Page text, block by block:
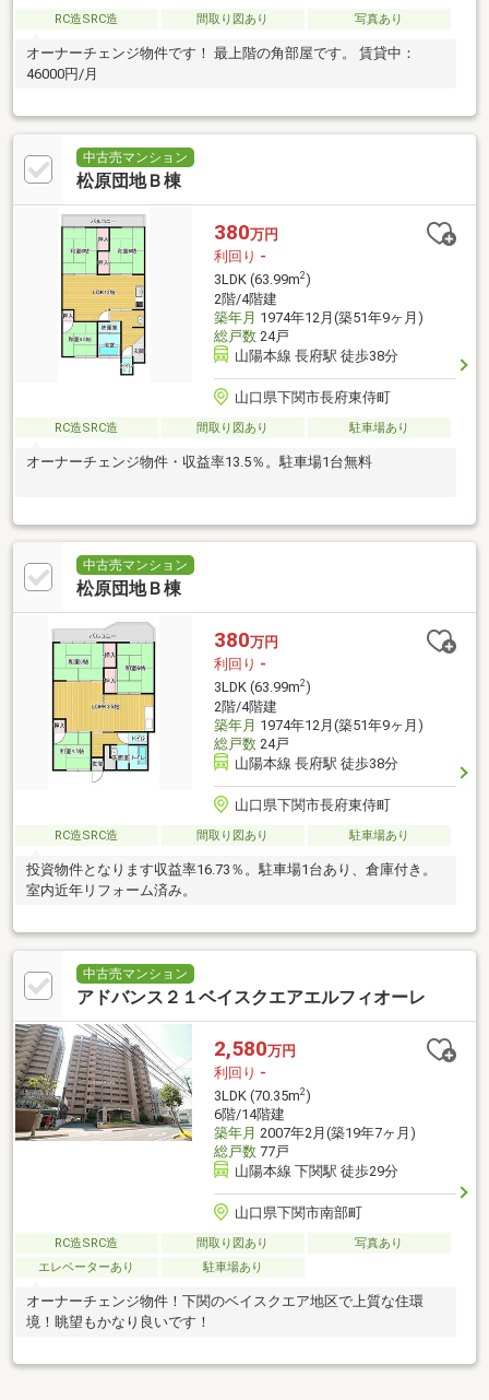
RC造SRC造 間取り図あり 写真あり
オーナーチェンジ物件です！ 最上階の角部屋です。 賃貸中：
46000円/月
中古売マンション
松原団地Ｂ棟
380万円
利回り -
3LDK (63.99m2)
2階/4階建
築年月 1974年12月(築51年9ヶ月)
総戸数24戸
山陽本線 長府駅 徒歩38分
山口県下関市長府東侍町
RC造SRC造 間取り図あり 駐車場あり
オーナーチェンジ物件・収益率13.5％。駐車場1台無料
中古売マンション
松原団地Ｂ棟
380万円
利回り -
3LDK (63.99m2)
2階/4階建
築年月 1974年12月(築51年9ヶ月)
総戸数24戸
山陽本線 長府駅 徒歩38分
山口県下関市長府東侍町
RC造SRC造 間取り図あり 駐車場あり
投資物件となります収益率16.73％。駐車場1台あり、倉庫付き。
室内近年リフォーム済み。
中古売マンション
アドバンス２１ベイスクエアエルフィオーレ
2,580万円
利回り -
3LDK (70.35m2)
6階/14階建
築年月 2007年2月(築19年7ヶ月)
総戸数77戸
山陽本線 下関駅 徒歩29分
山口県下関市南部町
RC造SRC造 間取り図あり
写真あり
エレベーターあり
駐車場あり
オーナーチェンジ物件！下関のベイスクエア地区で上質な住環
境！眺望もかなり良いです！